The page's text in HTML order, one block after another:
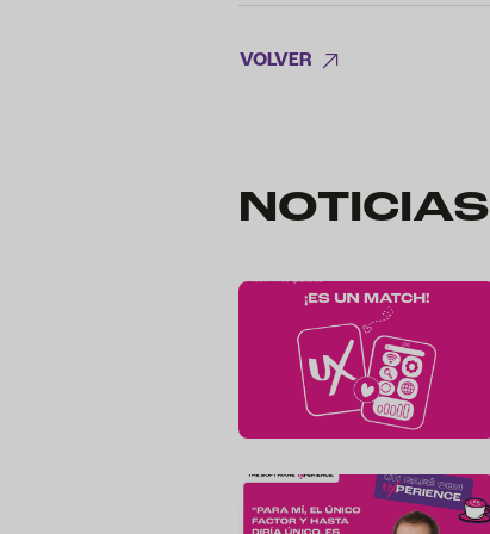
VOLVER
NOTICIAS